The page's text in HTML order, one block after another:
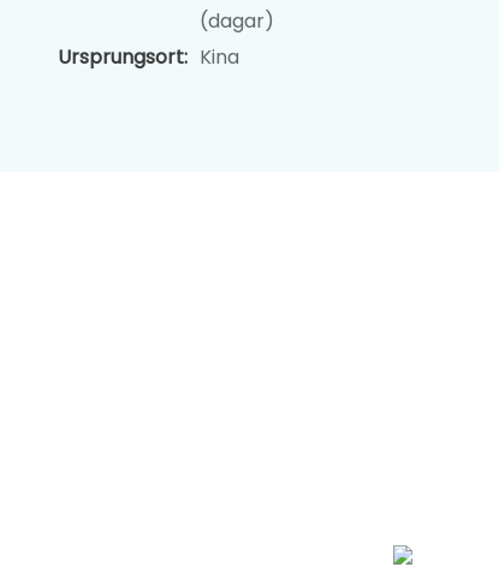
(dagar)
Ursprungsort: Kina